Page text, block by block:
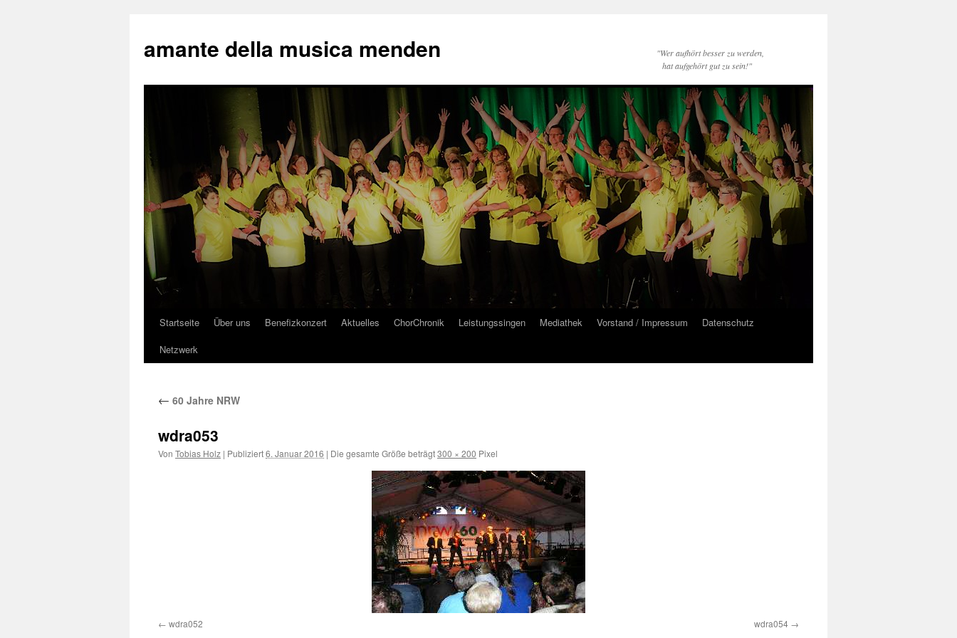
amante della musica menden
"Wer aufhört besser zu werden,
hat aufgehört gut zu sein!"
Springe
zum
Startseite Über uns Benefizkonzert Aktuelles ChorChronik Leistungssingen Mediathek Vorstand / Impressum
Datenschutz
Netzwerk
← 60 Jahre NRW
wdra053
Von Tobias Holz | Publiziert6. Januar 2016 | Die gesamte Größe beträgt300 × 200 Pixel
wdra052 wdra054